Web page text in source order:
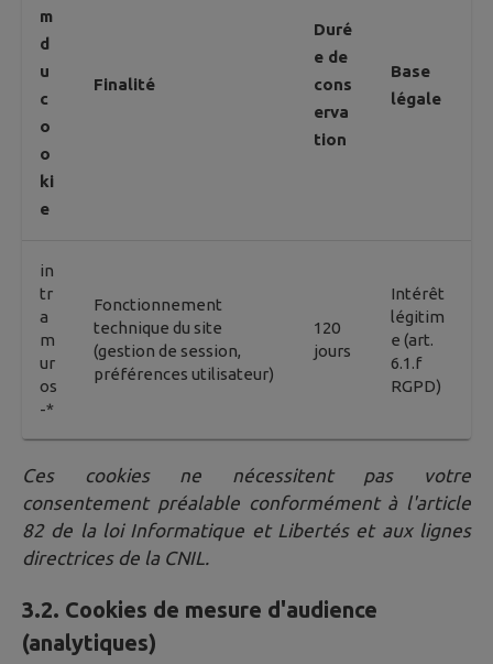
m
d
u
c
o
o
ki
e
Finalité
Duré
e de
cons
erva
tion
Base
légale
in
tr
a
m
ur
os
-*
Fonctionnement
technique du site
(gestion de session,
préférences utilisateur)
120
jours
Intérêt
légitim
e (art.
6.1.f
RGPD)
Ces cookies ne nécessitent pas votre
consentement préalable conformément à l'article
82 de la loi Informatique et Libertés et aux lignes
directrices de la CNIL.
3.2. Cookies de mesure d'audience
(analytiques)